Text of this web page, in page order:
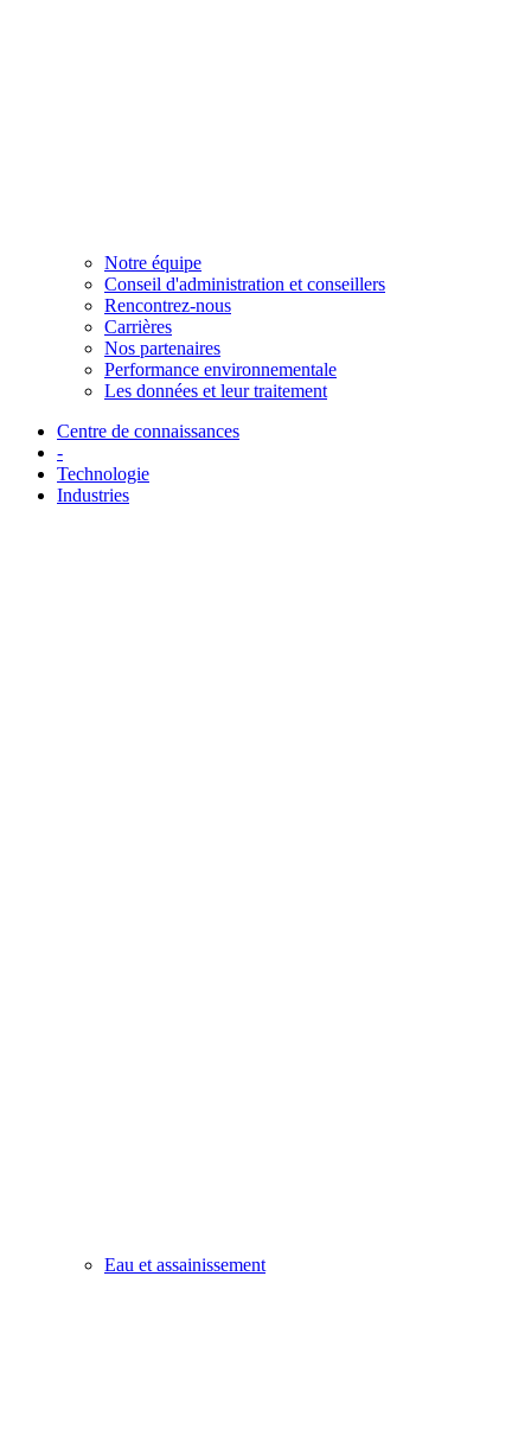
Notre équipe
Conseil d'administration et conseillers
Rencontrez-nous
Carrières
Nos partenaires
Performance environnementale
Les données et leur traitement
Centre de connaissances
-
Technologie
Industries
Eau et assainissement